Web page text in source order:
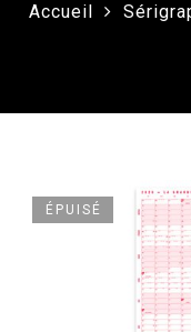
Accueil
ÉPUISÉ